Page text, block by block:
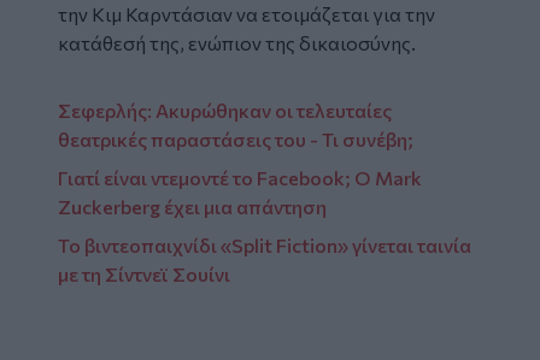
την Κιμ Καρντάσιαν να ετοιμάζεται για την
κατάθεσή της, ενώπιον της δικαιοσύνης.
Σεφερλής: Ακυρώθηκαν οι τελευταίες
θεατρικές παραστάσεις του - Τι συνέβη;
Γιατί είναι ντεμοντέ το Facebook; Ο Mark
Zuckerberg έχει μια απάντηση
Το βιντεοπαιχνίδι «Split Fiction» γίνεται ταινία
με τη Σίντνεϊ Σουίνι